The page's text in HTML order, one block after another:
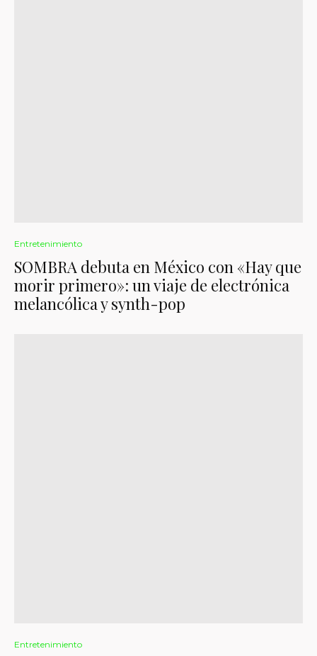
Entretenimiento
SOMBRA debuta en México con «Hay que
morir primero»: un viaje de electrónica
melancólica y synth-pop
Entretenimiento